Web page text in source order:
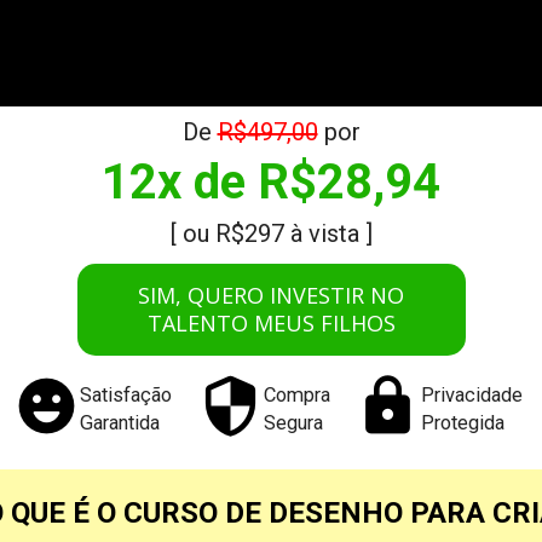
De R$497,00 por
12x de R$28,94
[ ou R$297 à vista ]
SIM, QUERO INVESTIR NO
TALENTO MEUS FILHOS
Satisfação
Garantida
Compra
Segura
Privacidade
Protegida
É O CURSO DE DESENHO PARA